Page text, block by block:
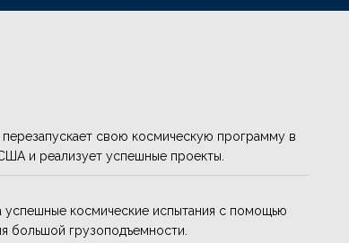
перезапускает свою космическую программу в
и реализует успешные проекты.
успешные космические испытания с помощью
большой грузоподъемности.